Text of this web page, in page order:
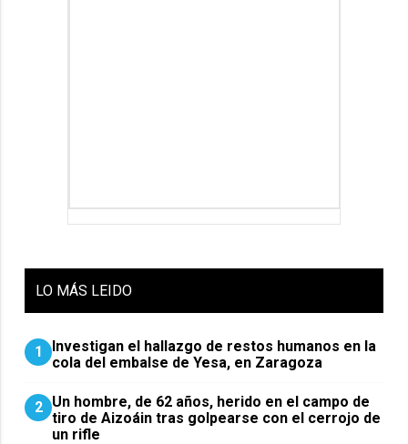
LO MÁS LEIDO
1
Investigan el hallazgo de restos humanos en la
cola del embalse de Yesa, en Zaragoza
2 Un hombre, de 62 años, herido en el campo de
tiro de Aizoáin tras golpearse con el cerrojo de
un rifle